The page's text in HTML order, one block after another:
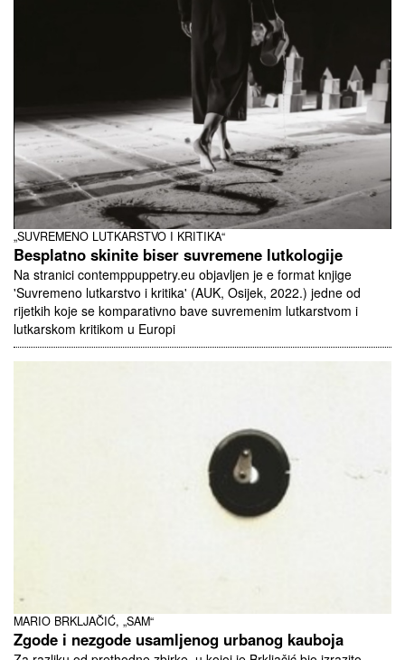
„SUVREMENO LUTKARSTVO I KRITIKA“
Besplatno skinite biser suvremene lutkologije
Na stranici contemppuppetry.eu objavljen je e format knjige
'Suvremeno lutkarstvo i kritika' (AUK, Osijek, 2022.) jedne od
rijetkih koje se komparativno bave suvremenim lutkarstvom i
lutkarskom kritikom u Europi
MARIO BRKLJAČIĆ, „SAM“
Zgode i nezgode usamljenog urbanog kauboja